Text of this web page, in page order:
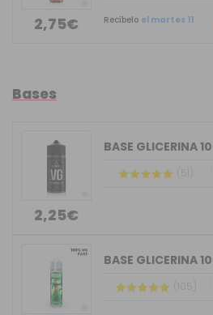
2,75€ Recíbelo el martes 11
Bases
2,25€
(51)
(105)